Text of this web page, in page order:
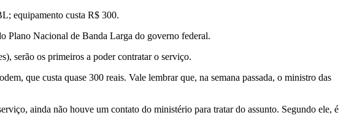
equipamento custa R$ 300.
Plano Nacional de Banda Larga do governo federal.
serão os primeiros a poder contratar o serviço.
que custa quase 300 reais. Vale lembrar que, na semana passada, o ministro das
ainda não houve um contato do ministério para tratar do assunto. Segundo ele, é